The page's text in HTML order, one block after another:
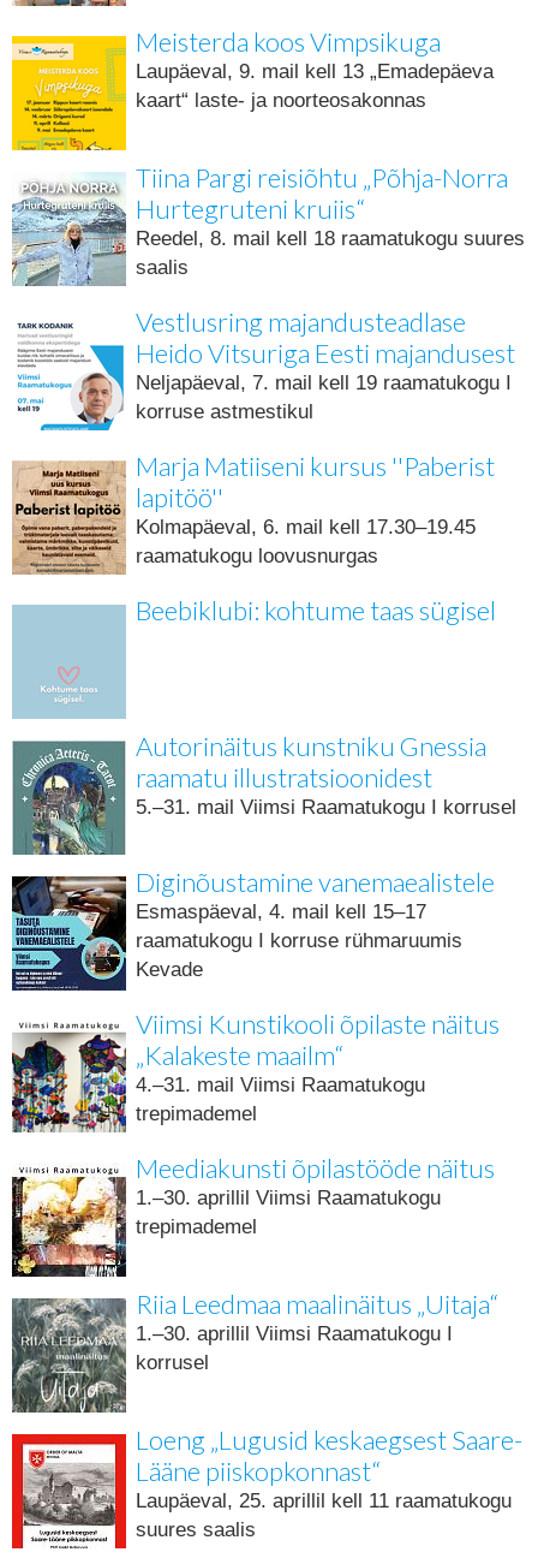
Meisterda koos Vimpsikuga
Laupäeval, 9. mail kell 13 „Emadepäeva
kaart“ laste- ja noorteosakonnas
Tiina Pargi reisiõhtu „Põhja-Norra
Hurtegruteni kruiis“
Reedel, 8. mail kell 18 raamatukogu suures
saalis
Vestlusring majandusteadlase
Heido Vitsuriga Eesti majandusest
Neljapäeval, 7. mail kell 19 raamatukogu I
korruse astmestikul
Marja Matiiseni kursus ''Paberist
lapitöö''
Kolmapäeval, 6. mail kell 17.30–19.45
raamatukogu loovusnurgas
Beebiklubi: kohtume taas sügisel
Autorinäitus kunstniku Gnessia
raamatu illustratsioonidest
5.–31. mail Viimsi Raamatukogu I korrusel
Diginõustamine vanemaealistele
Esmaspäeval, 4. mail kell 15–17
raamatukogu I korruse rühmaruumis
Kevade
Viimsi Kunstikooli õpilaste näitus
„Kalakeste maailm“
4.–31. mail Viimsi Raamatukogu
trepimademel
Meediakunsti õpilastööde näitus
1.–30. aprillil Viimsi Raamatukogu
trepimademel
Riia Leedmaa maalinäitus „Uitaja“
1.–30. aprillil Viimsi Raamatukogu I
korrusel
Loeng „Lugusid keskaegsest Saare-
Lääne piiskopkonnast“
Laupäeval, 25. aprillil kell 11 raamatukogu
suures saalis